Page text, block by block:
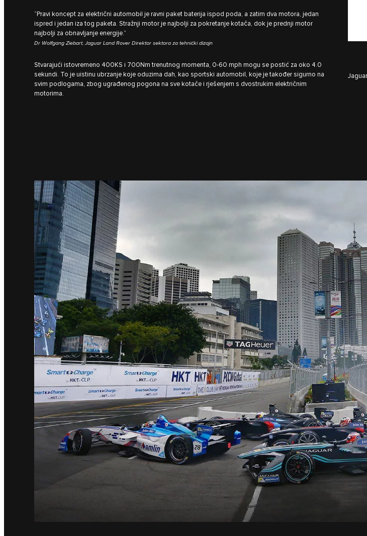
“Pravi koncept za električni automobil je ravni paket baterija ispod poda, a zatim dva motora, jedan
ispred i jedan iza tog paketa. Stražnji motor je najbolji za pokretanje kotača, dok je prednji motor
najbolji za obnavljanje energije.”
Dr Wolfgang Ziebart, Jaguar Land Rover Direktor sektora za tehnički dizajn
Stvarajući istovremeno 400KS i 700Nm trenutnog momenta, 0-60 mph mogu se postić za oko 4.0
sekundi. To je uistinu ubrzanje koje oduzima dah, kao sportski automobil, koje je također sigurno na
svim podlogama, zbog ugrađenog pogona na sve kotače i rješenjem s dvostrukim električnim
motorima.